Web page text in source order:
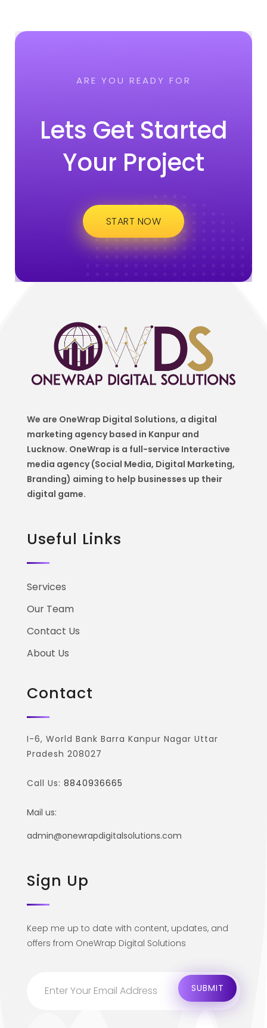
ARE YOU READY FOR
Lets Get Started
Your Project
START NOW
We are OneWrap Digital Solutions, a digital
marketing agency based in Kanpur and
Lucknow. OneWrap is a full-service Interactive
media agency (Social Media, Digital Marketing,
Branding) aiming to help businesses up their
digital game.
Useful Links
Services
Our Team
Contact Us
About Us
Contact
I-6, World Bank Barra Kanpur Nagar Uttar
Pradesh 208027
Call Us: 8840936665
Mail us:
admin@onewrapdigitalsolutions.com
Sign Up
Keep me up to date with content, updates, and
offers from OneWrap Digital Solutions